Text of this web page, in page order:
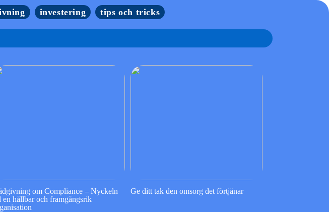
investering tips och tricks
om Compliance – Nyckeln
en hållbar och framgångsrik
Ge ditt tak den omsorg det förtjänar